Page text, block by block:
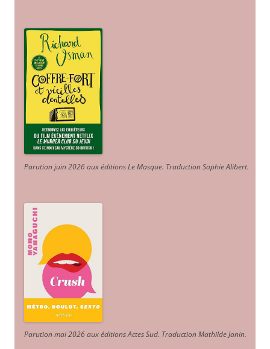
Parution juin 2026 aux éditions Le Masque. Traduction Sophie Alibert.
Parution mai 2026 aux éditions Actes Sud. Traduction Mathilde Janin.